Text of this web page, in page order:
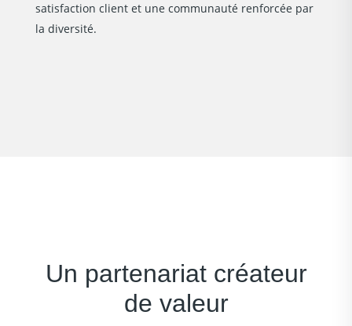
satisfaction client et une communauté renforcée par
la diversité.
Un partenariat créateur
de valeur